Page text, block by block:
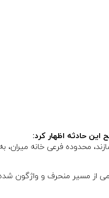
حادثه اظهار کرد:
در جاده اراک شازند، محدوده فرعی
مسیر منحرف و واژگون شده